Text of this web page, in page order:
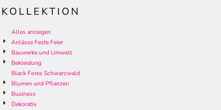
KOLLEKTION
Alles anzeigen
Anlässe Feste Feier
Bauwerke und Umwelt
Bekleidung
Black Fores Schwarzwald
Blumen und Pflanzen
Business
Dekorativ